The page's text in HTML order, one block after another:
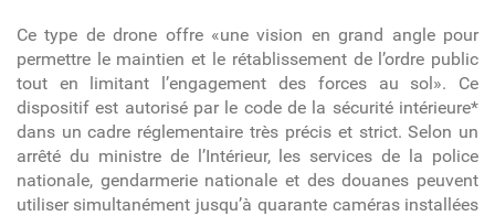
Ce type de drone offre «une vision en grand angle pour
permettre le maintien et le rétablissement de l’ordre public
tout en limitant l’engagement des forces au sol». Ce
dispositif est autorisé par le code de la sécurité intérieure*
dans un cadre réglementaire très précis et strict. Selon un
arrêté du ministre de l’Intérieur, les services de la police
nationale, gendarmerie nationale et des douanes peuvent
utiliser simultanément jusqu’à quarante caméras installées